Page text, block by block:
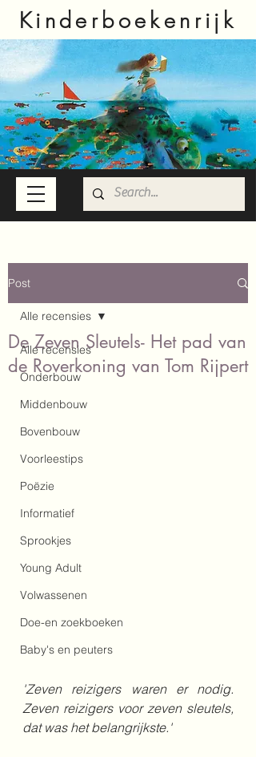
Kinderboekenrijk
Post
Alle recensies
Onderbouw
Middenbouw
Bovenbouw
Voorleestips
Poëzie
Informatief
Sprookjes
Young Adult
Volwassenen
Doe-en zoekboeken
Baby's en peuters
Alle recensies
De Zeven Sleutels- Het pad van
de Roverkoning van Tom Rijpert
'Zeven reizigers waren er nodig.
Zeven reizigers voor zeven sleutels,
dat was het belangrijkste.'